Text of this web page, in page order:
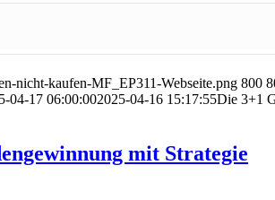
nicht-kaufen-MF_EP311-Webseite.png 800
04-17 06:00:002025-04-16 15:17:55Die 3+1
mit Strategie